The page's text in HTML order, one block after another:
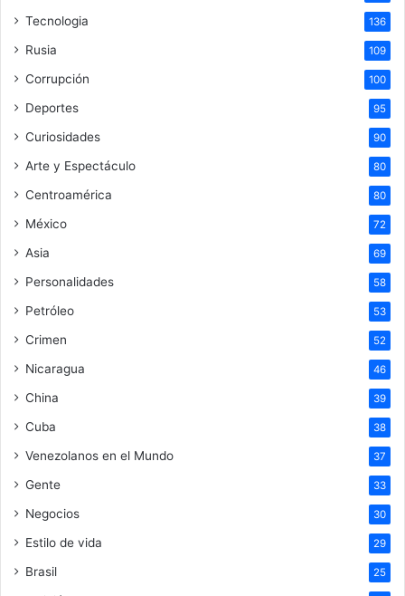
Tecnologia 136
Rusia 109
Corrupción 100
Deportes 95
Curiosidades 90
Arte y Espectáculo 80
Centroamérica 80
México 72
Asia 69
Personalidades 58
Petróleo 53
Crimen 52
Nicaragua 46
China 39
Cuba 38
Venezolanos en el Mundo 37
Gente 33
Negocios 30
Estilo de vida 29
Brasil 25